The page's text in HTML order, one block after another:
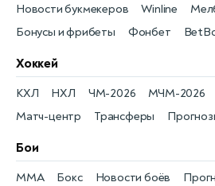
Бонусы и фрибеты
Новости букмекеров
Фонбет
Winline
Хоккей
КХЛ
Матч-центр
НХЛ
Трансферы
ЧМ-2026
МЧМ-2026
Бои
Новости боёв
MMA Бокс